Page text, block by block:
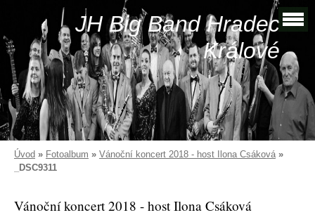
JH Big Band Hradec
Králové
Úvod » Fotoalbum » Vánoční koncert 2018 - host Ilona Csáková»
_DSC9311
Vánoční koncert 2018 - host Ilona Csáková